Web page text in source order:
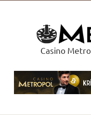
Casino